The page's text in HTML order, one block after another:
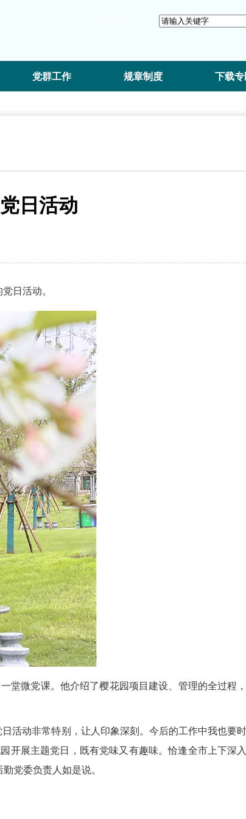
党群工作 规章制度 下载专
日活动
日活动。
堂微党课。他介绍了樱花园项目建设、管理的全过程
活动非常特别，让人印象深刻。今后的工作中我也要
开展主题党日，既有党味又有趣味。恰逢全市上下深
党委负责人如是说。